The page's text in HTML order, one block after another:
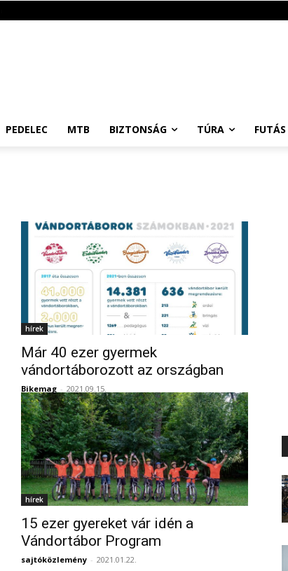
PEDELEC MTB BIZTONSÁG TÚRA FUTÁS
hírek
Már 40 ezer gyermek
vándortáborozott az országban
Bikemag - 2021.09.15.
hírek
15 ezer gyereket vár idén a
Vándortábor Program
sajtóközlemény - 2021.01.22.